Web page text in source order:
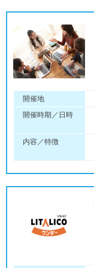
開催地
開催時期／日時
内容／特徴